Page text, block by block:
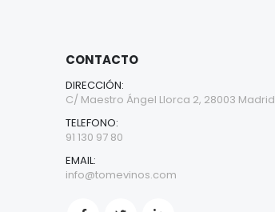
CONTACTO
DIRECCIÓN:
C/ Maestro Ángel Llorca 2, 28003 Madrid
TELEFONO:
91 130 97 80
EMAIL:
info@tomevinos.com